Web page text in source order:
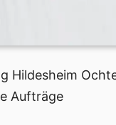
Hildesheim
Aufträge